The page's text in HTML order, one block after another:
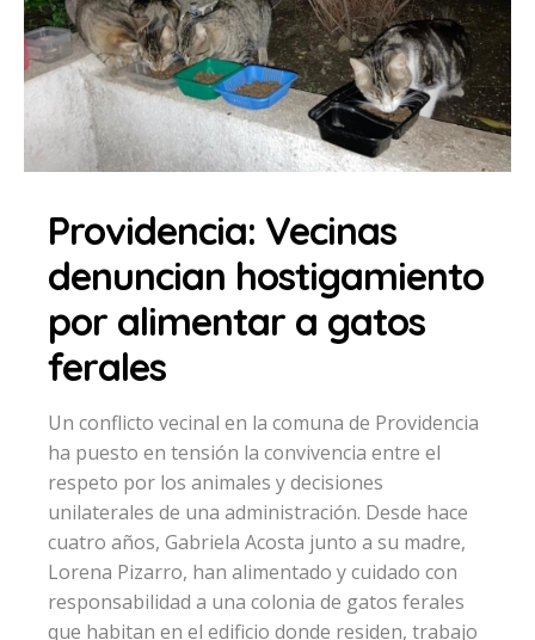
Providencia: Vecinas
denuncian hostigamiento
por alimentar a gatos
ferales
Un conflicto vecinal en la comuna de Providencia
ha puesto en tensión la convivencia entre el
respeto por los animales y decisiones
unilaterales de una administración. Desde hace
cuatro años, Gabriela Acosta junto a su madre,
Lorena Pizarro, han alimentado y cuidado con
responsabilidad a una colonia de gatos ferales
que habitan en el edificio donde residen, trabajo